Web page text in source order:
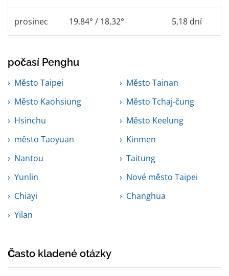
prosinec 19,84° / 18,32° 5,18 dní
počasí Penghu
Město Taipei
Město Tainan
Město Kaohsiung
Město Tchaj-čung
Hsinchu
Město Keelung
město Taoyuan
Kinmen
Nantou
Taitung
Yunlin
Nové město Taipei
Chiayi
Changhua
Yilan
Často kladené otázky